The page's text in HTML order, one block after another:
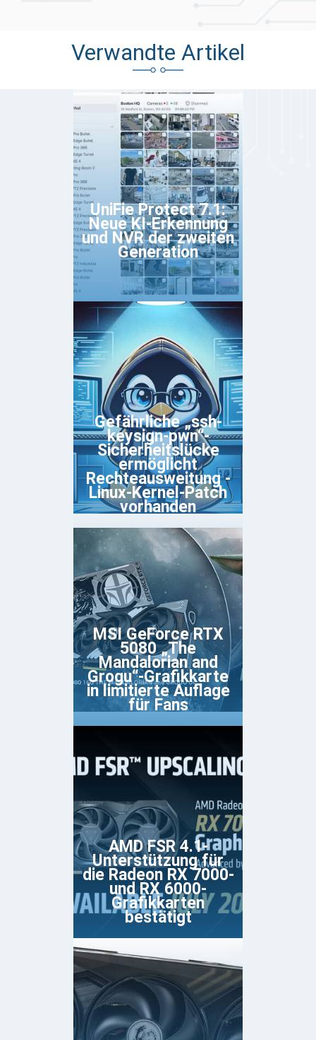
Verwandte Artikel
UniFie Protect 7.1:
Neue KI-Erkennung
und NVR der zweiten
Generation
Gefährliche „ssh-
keysign-pwn“-
Sicherheitslücke
ermöglicht
Rechteausweitung -
Linux-Kernel-Patch
vorhanden
MSI GeForce RTX
5080 „The
Mandalorian and
Grogu“-Grafikkarte
in limitierte Auflage
für Fans
AMD FSR 4.1-
Unterstützung für
die Radeon RX 7000-
und RX 6000-
Grafikkarten
bestätigt